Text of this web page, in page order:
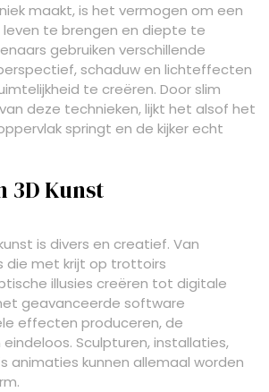
maakt, is het vermogen om een
te brengen en diepte te
gebruiken verschillende
schaduw en lichteffecten
te creëren. Door slim
deze technieken, lijkt het alsof het
springt en de kijker echt
3D Kunst
is divers en creatief. Van
die met krijt op trottoirs
illusies creëren tot digitale
geavanceerde software
effecten produceren, de
Sculpturen, installaties,
animaties kunnen allemaal worden